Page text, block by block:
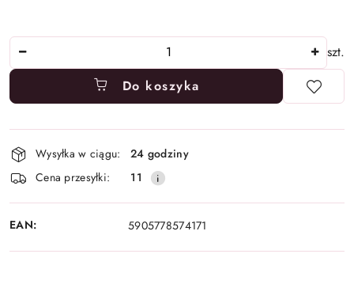
szt.
Do koszyka
Dostępność
i
dostawa
Wysyłka w ciągu:
24 godziny
Cena przesyłki:
11
EAN: 5905778574171